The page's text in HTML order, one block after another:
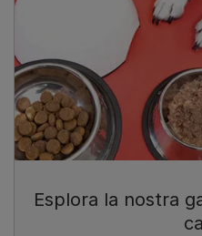
Esplora la nostra